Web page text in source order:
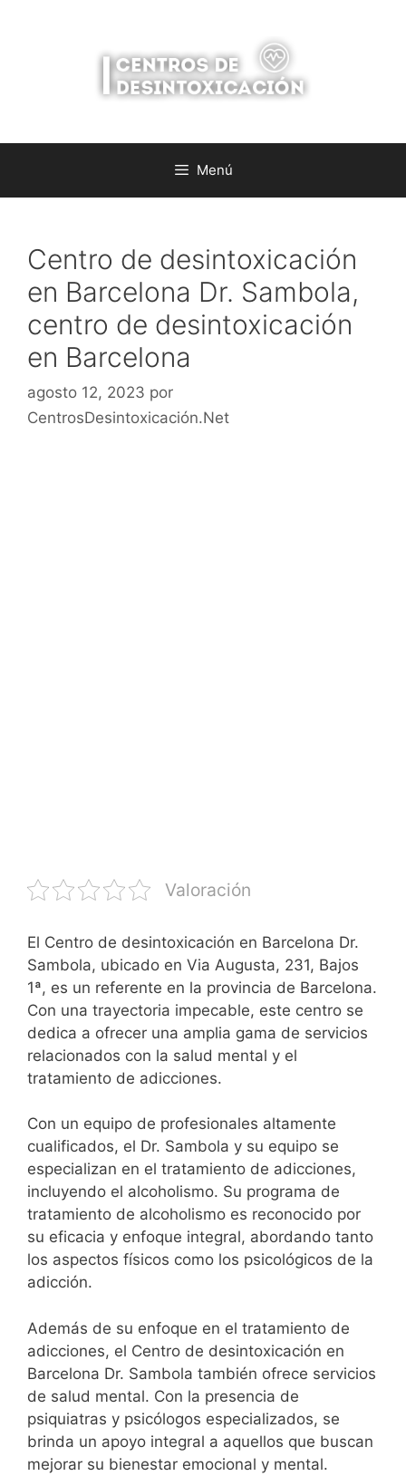
Menú
Centro de desintoxicación
en Barcelona Dr. Sambola,
centro de desintoxicación
en Barcelona
agosto 12, 2023 por
CentrosDesintoxicación.Net
Valoración
El Centro de desintoxicación en Barcelona Dr.
Sambola, ubicado en Via Augusta, 231, Bajos
1ª, es un referente en la provincia de Barcelona.
Con una trayectoria impecable, este centro se
dedica a ofrecer una amplia gama de servicios
relacionados con la salud mental y el
tratamiento de adicciones.
Con un equipo de profesionales altamente
cualificados, el Dr. Sambola y su equipo se
especializan en el tratamiento de adicciones,
incluyendo el alcoholismo. Su programa de
tratamiento de alcoholismo es reconocido por
su eficacia y enfoque integral, abordando tanto
los aspectos físicos como los psicológicos de la
adicción.
Además de su enfoque en el tratamiento de
adicciones, el Centro de desintoxicación en
Barcelona Dr. Sambola también ofrece servicios
de salud mental. Con la presencia de
psiquiatras y psicólogos especializados, se
brinda un apoyo integral a aquellos que buscan
mejorar su bienestar emocional y mental.